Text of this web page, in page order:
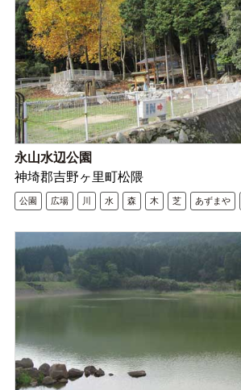
永山水辺公園
神埼郡吉野ヶ里町松隈
公園 広場 川 水 森 木 芝 あずまや